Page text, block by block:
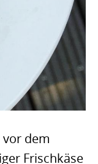
dem
Frischkäse